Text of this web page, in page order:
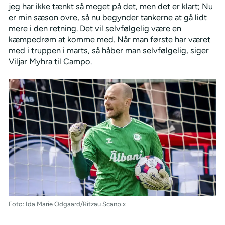
jeg har ikke tænkt så meget på det, men det er klart; Nu
er min sæson ovre, så nu begynder tankerne at gå lidt
mere i den retning. Det vil selvfølgelig være en
kæmpedrøm at komme med. Når man første har været
med i truppen i marts, så håber man selvfølgelig, siger
Viljar Myhra til Campo.
Foto: Ida Marie Odgaard/Ritzau Scanpix